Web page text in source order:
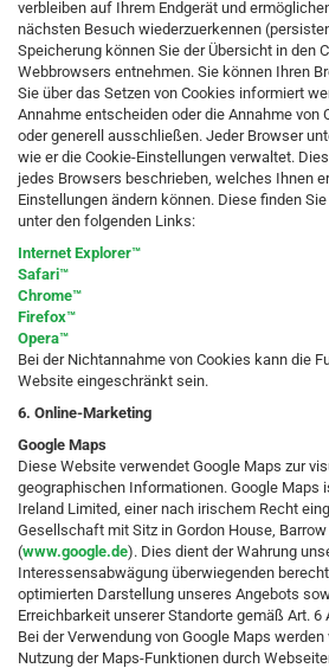
verbleiben auf Ihrem Endgerät und
nächsten Besuch wiederzuerkennen
Speicherung können Sie der Übersicht in den
Webbrowsers entnehmen. Sie können Ihren
Sie über das Setzen von Cookies informiert
Annahme entscheiden oder die Annahme von
oder generell ausschließen. Jeder Browser
wie er die Cookie-Einstellungen verwaltet.
jedes Browsers beschrieben, welches Ihnen
Einstellungen ändern können. Diese finden
unter den folgenden Links:
Internet Explorer™
Safari™
Chrome™
Firefox™
Opera™
Bei der Nichtannahme von Cookies kann die
Website eingeschränkt sein.
6. Online-Marketing
Google Maps
Diese Website verwendet Google Maps zur
geographischen Informationen. Google Maps
Ireland Limited, einer nach irischem Recht
Gesellschaft mit Sitz in Gordon House,
(www.google.de). Dies dient der Wahrung
Interessensabwägung überwiegenden
optimierten Darstellung unseres Angebots
Erreichbarkeit unserer Standorte gemäß Art. 6
Bei der Verwendung von Google Maps
Nutzung der Maps-Funktionen durch